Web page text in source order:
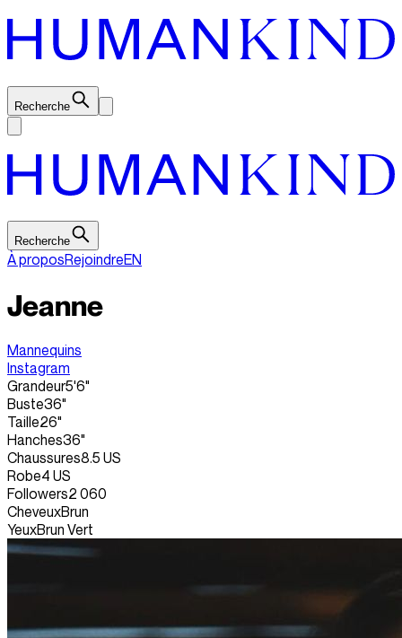
Recherche
Recherche
À proposRejoindreEN
Jeanne
Mannequins
Instagram
Grandeur5'6"
Buste36"
Taille26"
Hanches36"
Chaussures8.5 US
Robe4 US
Followers2 060
CheveuxBrun
YeuxBrun Vert